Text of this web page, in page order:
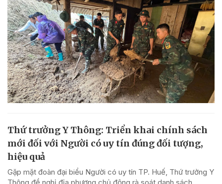
Thứ trưởng Y Thông: Triển khai chính sách
mới đối với Người có uy tín đúng đối tượng,
hiệu quả
Gặp mặt đoàn đại biểu Người có uy tín TP. Huế, Thứ trưởng Y
Thông đề nghị địa phương chủ động rà soát danh sách,